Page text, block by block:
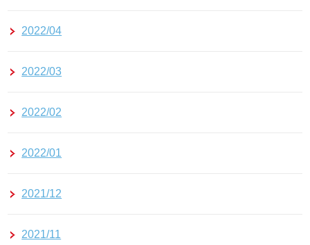
2022/04
2022/03
2022/02
2022/01
2021/12
2021/11